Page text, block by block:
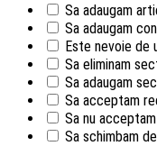
Sa adaugam
Sa adaugam
Este nevoie de
Sa eliminam
Sa adaugam
Sa acceptam
Sa nu
Sa schimbam